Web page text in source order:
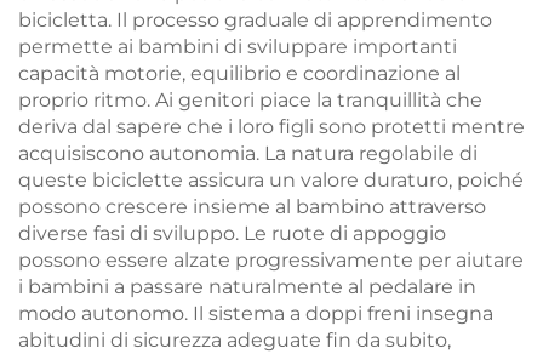
bicicletta. Il processo graduale di apprendimento
permette ai bambini di sviluppare importanti
capacità motorie, equilibrio e coordinazione al
proprio ritmo. Ai genitori piace la tranquillità che
deriva dal sapere che i loro figli sono protetti mentre
acquisiscono autonomia. La natura regolabile di
queste biciclette assicura un valore duraturo, poiché
possono crescere insieme al bambino attraverso
diverse fasi di sviluppo. Le ruote di appoggio
possono essere alzate progressivamente per aiutare
i bambini a passare naturalmente al pedalare in
modo autonomo. Il sistema a doppi freni insegna
abitudini di sicurezza adeguate fin da subito,